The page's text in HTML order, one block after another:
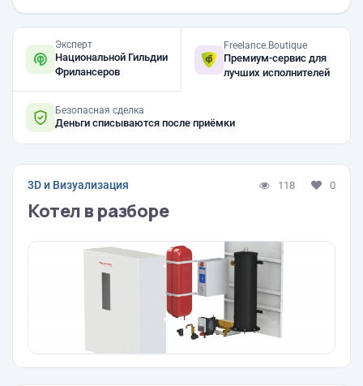
Эксперт
Национальной Гильдии
Фрилансеров
Freelance.Boutique
Премиум-сервис для
лучших исполнителей
Безопасная сделка
Деньги списываются после приёмки
3D и Визуализация 118 0
Котел в разборе